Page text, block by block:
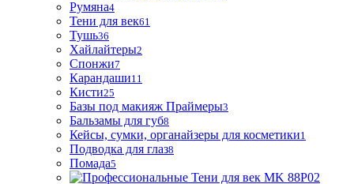
Румяна4
Тени для век61
Тушь36
Хайлайтеры2
Спонжи7
Карандаши11
Кисти25
Базы под макияж Праймеры3
Бальзамы для губ8
Кейсы, сумки, органайзеры для косметики1
Подводка для глаз8
Помада5